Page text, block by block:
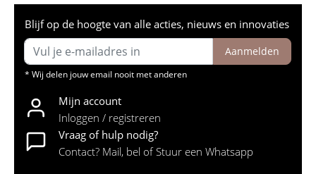
Blijf op de hoogte van alle acties, nieuws en innovaties
Aanmelden
* Wij delen jouw email nooit met anderen
Mijn account
Inloggen / registreren
Vraag of hulp nodig?
Contact? Mail, bel of Stuur een Whatsapp